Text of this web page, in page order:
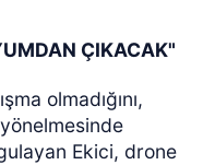
ÇIKACAK"
olmadığını,
Ekici, drone